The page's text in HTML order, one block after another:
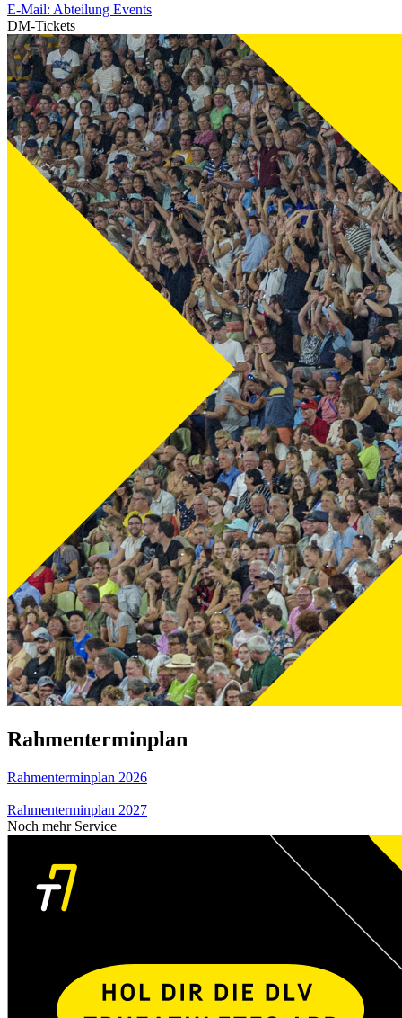
E-Mail: Abteilung Events
DM-Tickets
Rahmenterminplan
Rahmenterminplan 2026
Rahmenterminplan 2027
Noch mehr Service